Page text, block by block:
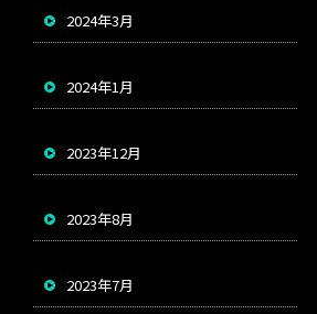
2024年3月
2024年1月
2023年12月
2023年8月
2023年7月